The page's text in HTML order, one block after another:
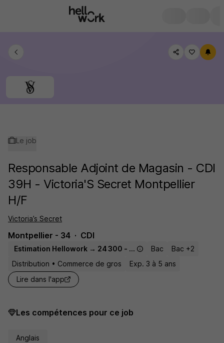
Le job
Responsable Adjoint de Magasin - CDI
39H - Victoria'S Secret Montpellier
H/F
Victoria’s Secret
Montpellier - 34 CDI
Estimation Hellowork → 24 300 - 27 804 € / an
Bac
Bac +2
Distribution • Commerce de gros
Exp. 3 à 5 ans
Lire dans l'app
Les compétences pour ce job
Anglais